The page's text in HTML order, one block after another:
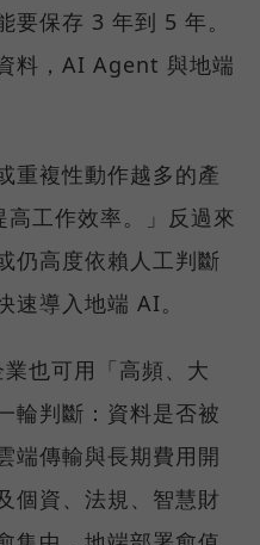
要保存 3 年到 5 年。
料，AI Agent 與地端
重複性動作越多的產
工作效率。」反過來
仍高度依賴人工判斷
速導入地端 AI。
也可用「高頻、大
輪判斷：資料是否被
端傳輸與長期費用開
個資、法規、智慧財